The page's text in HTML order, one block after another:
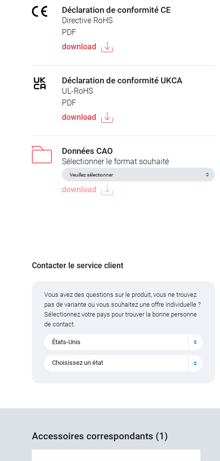
Déclaration de conformité CE
Directive RoHS
PDF
download
Déclaration de conformité UKCA
UL-RoHS
PDF
download
Données CAO
Sélectionner le format souhaité
download
Contacter le service client
Vous avez des questions sur le produit, vous ne trouvez
pas de variante ou vous souhaitez une offre individuelle ?
Sélectionnez votre pays pour trouver la bonne personne
de contact.
États-Unis
Choisissez un état
Accessoires correspondants (1)